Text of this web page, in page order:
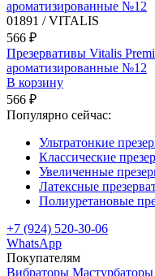
01891 / VITALIS
566 ₽
Презервативы Vitalis
ароматизированные №12
В корзину
566 ₽
Популярно сейчас:
Ультратонкие
Классические
Увеличенные
Латексные
Полиуретановые
+7 (924) 520-30-06
WhatsApp
Покупателям
Вибраторы Мастурбаторы